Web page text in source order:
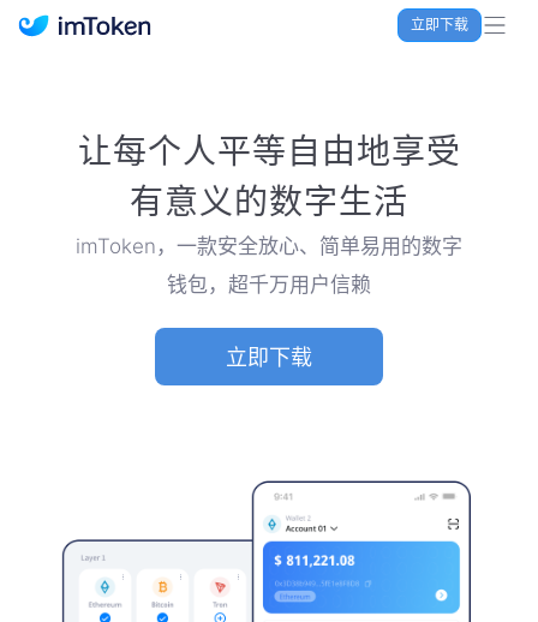
立即下载
imToken 官网｜联合TRX空投大礼包
让每个人平等自由地享受
有意义的数字生活
imToken，一款安全放心、简单易用的数字
钱包，超千万用户信赖
立即下载